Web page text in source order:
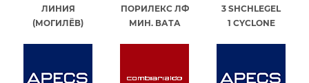
ЛИНИЯ
(МОГИЛЁВ)
ПОРИЛЕКС ЛФ
МИН. ВАТА
3 SHCHLEGEL
1 СYCLONE